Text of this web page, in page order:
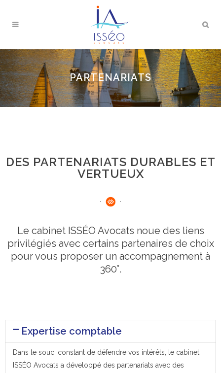
PARTENARIATS
DES PARTENARIATS DURABLES ET
VERTUEUX
Le cabinet ISSÉO Avocats noue des liens
privilégiés avec certains partenaires de choix
pour vous proposer un accompagnement à
360°.
Expertise comptable
Dans le souci constant de défendre vos intérêts, le cabinet
ISSÉO Avocats a développé des partenariats avec des